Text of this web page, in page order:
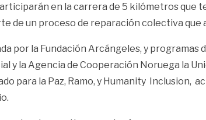
en la carrera de 5 kilómetros que
de un proceso de reparación colectiva que
por la Fundación Arcángeles, y
y la Agencia de Cooperación Noruega la
para la Paz, Ramo, y Humanity